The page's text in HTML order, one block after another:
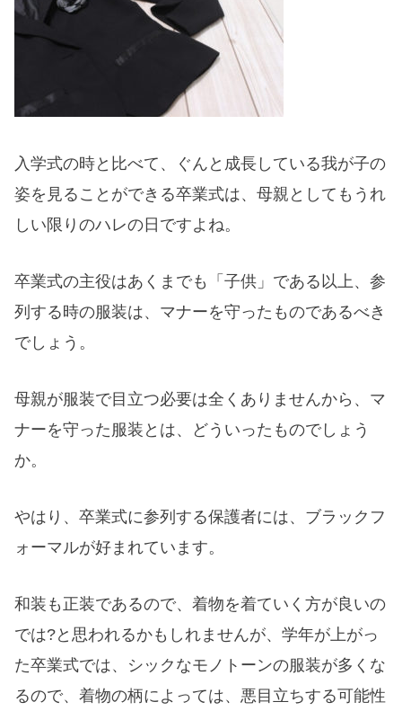
入学式の時と比べて、ぐんと成長している我が子の
姿を見ることができる卒業式は、母親としてもうれ
しい限りのハレの日ですよね。
卒業式の主役はあくまでも「子供」である以上、参
列する時の服装は、マナーを守ったものであるべき
でしょう。
母親が服装で目立つ必要は全くありませんから、マ
ナーを守った服装とは、どういったものでしょう
か。
やはり、卒業式に参列する保護者には、ブラックフ
ォーマルが好まれています。
和装も正装であるので、着物を着ていく方が良いの
では?と思われるかもしれませんが、学年が上がっ
た卒業式では、シックなモノトーンの服装が多くな
るので、着物の柄によっては、悪目立ちする可能性